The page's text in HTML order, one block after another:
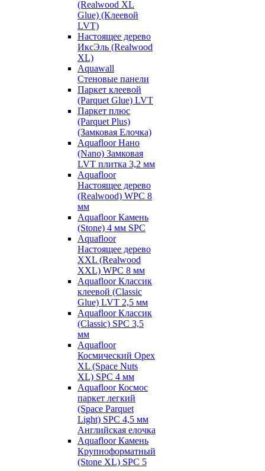
(Realwood XL
Glue) (Клеевой
LVT)
Настоящее дерево
ИксЭль (Realwood
XL)
Aquawall
Стеновые панели
Паркет клеевой
(Parquet Glue) LVT
Паркет плюс
(Parquet Plus)
(Замковая Елочка)
Aquafloor Нано
(Nano) Замковая
LVT плитка 3,2 мм
Aquafloor
Настоящее дерево
(Realwood) WPC 8
мм
Aquafloor Камень
(Stone) 4 мм SPC
Aquafloor
Настоящее дерево
XXL (Realwood
XXL) WPC 8 мм
Aquafloor Классик
клеевой (Classic
Glue) LVT 2,5 мм
Aquafloor Классик
(Classic) SPC 3,5
мм
Aquafloor
Космический Орех
XL (Space Nuts
XL) SPC 4 мм
Aquafloor Космос
паркет легкий
(Space Parquet
Light) SPC 4,5 мм
Английская елочка
Aquafloor Камень
Крупноформатный
(Stone XL) SPC 5